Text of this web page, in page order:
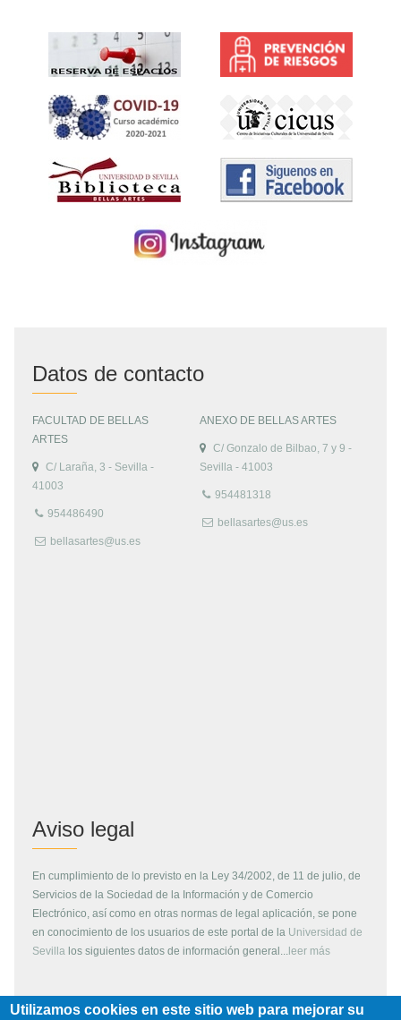
Datos de contacto
FACULTAD DE BELLAS
ARTES
C/ Laraña, 3 - Sevilla -
41003
954486490
bellasartes@us.es
ANEXO DE BELLAS ARTES
C/ Gonzalo de Bilbao, 7 y 9 -
Sevilla - 41003
954481318
bellasartes@us.es
Aviso legal
En cumplimiento de lo previsto en la Ley 34/2002, de 11 de julio, de
Servicios de la Sociedad de la Información y de Comercio
Electrónico, así como en otras normas de legal aplicación, se pone
en conocimiento de los usuarios de este portal de la Universidad de
Sevilla los siguientes datos de información general... leer más
Utilizamos cookies en este sitio web para mejorar su